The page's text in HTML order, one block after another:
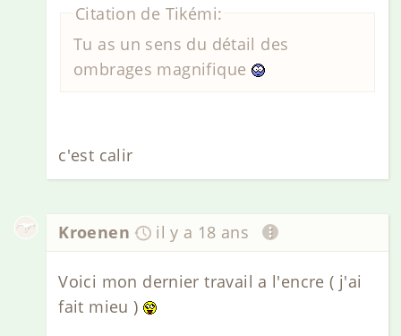
Citation de Tikémi:
Tu as un sens du détail des
ombrages magnifique
c'est calir
Kroenen il y a 18 ans
Voici mon dernier travail a l'encre ( j'ai
fait mieu )